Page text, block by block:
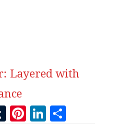
Layered with
Tumblr
Pinterest